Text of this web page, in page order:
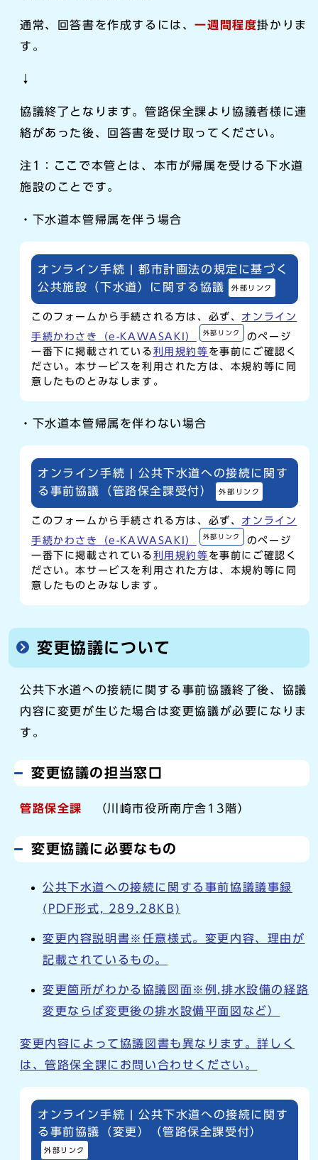
通常、回答書を作成するには、一週間程度掛かりま
す。
↓
協議終了となります。管路保全課より協議者様に連
絡があった後、回答書を受け取ってください。
注1：ここで本管とは、本市が帰属を受ける下水道
施設のことです。
・下水道本管帰属を伴う場合
オンライン手続 | 都市計画法の規定に基づく
公共施設（下水道）に関する協議
外部リンク
このフォームから手続される方は、必ず、 オンライン
手続かわさき（e-KAWASAKI）
外部リンク
のページ
一番下に掲載されている 利用規約等 を事前にご確認く
ださい。本サービスを利用された方は、本規約等に同
意したものとみなします。
・下水道本管帰属を伴わない場合
オンライン手続 | 公共下水道への接続に関す
る事前協議（管路保全課受付）
外部リンク
このフォームから手続される方は、必ず、 オンライン
手続かわさき（e-KAWASAKI）
外部リンク
のページ
一番下に掲載されている 利用規約等 を事前にご確認く
ださい。本サービスを利用された方は、本規約等に同
意したものとみなします。
変更協議について
公共下水道への接続に関する事前協議終了後、協議
内容に変更が生じた場合は変更協議が必要になりま
す。
変更協議の担当窓口
管路保全課 （川崎市役所南庁舎13階）
変更協議に必要なもの
公共下水道への接続に関する事前協議議事録
(PDF形式, 289.28KB)
変更内容説明書※任意様式。変更内容、理由が
記載されているもの。
変更箇所がわかる協議図面※例.排水設備の経路
変更ならば変更後の排水設備平面図など）
変更内容によって協議図書も異なります。詳しく
は、管路保全課にお問い合わせください。
オンライン手続 | 公共下水道への接続に関す
る事前協議（変更）（管路保全課受付）
外部リンク